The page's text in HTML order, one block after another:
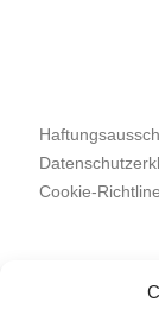
Cookie-Richtline